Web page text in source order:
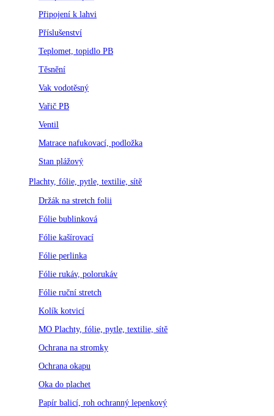
Připojení k lahvi
Příslušenství
Teplomet, topidlo PB
Těsnění
Vak vodotěsný
Vařič PB
Ventil
Matrace nafukovací, podložka
Stan plážový
Plachty, fólie, pytle, textilie, sítě
Držák na stretch folii
Fólie bublinková
Fólie kašírovací
Fólie perlinka
Fólie rukáv, polorukáv
Fólie ruční stretch
Kolík kotvicí
MO Plachty, fólie, pytle, textilie, sítě
Ochrana na stromky
Ochrana okapu
Oka do plachet
Papír balicí, roh ochranný lepenkový